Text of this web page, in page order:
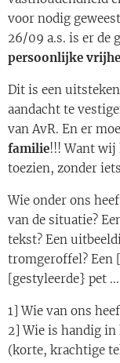
voor nodig
26/09 a.s. is er de
persoonlijke
Dit is een
aandacht te
van AvR. En er
familie!!! Want
toezien, zonder
Wie onder ons
van de situatie?
tekst? Een
tromgeroffel? Een
[gestyleerde} pet
1] Wie van ons
2] Wie is handig
(korte, krachtige